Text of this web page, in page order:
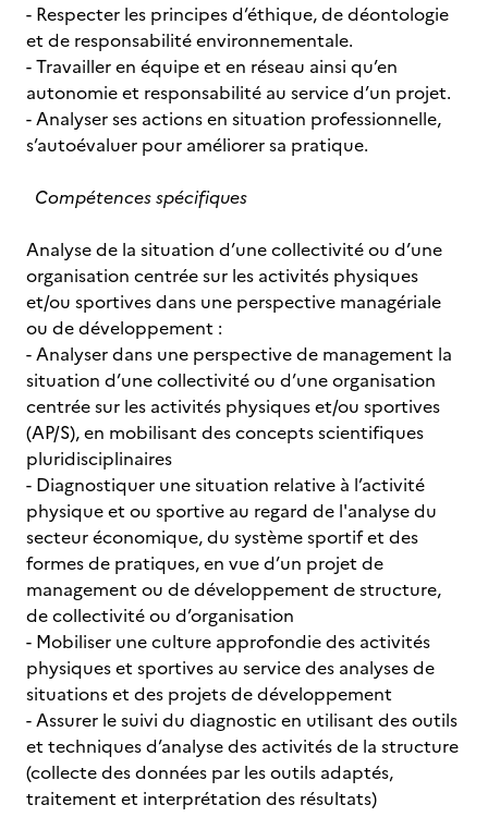
- Respecter les principes d’éthique, de déontologie
et de responsabilité environnementale.
- Travailler en équipe et en réseau ainsi qu’en
autonomie et responsabilité au service d’un projet.
- Analyser ses actions en situation professionnelle,
s’autoévaluer pour améliorer sa pratique.
Compétences spécifiques
Analyse de la situation d’une collectivité ou d’une
organisation centrée sur les activités physiques
et/ou sportives dans une perspective managériale
ou de développement :
- Analyser dans une perspective de management la
situation d’une collectivité ou d’une organisation
centrée sur les activités physiques et/ou sportives
(AP/S), en mobilisant des concepts scientifiques
pluridisciplinaires
- Diagnostiquer une situation relative à l’activité
physique et ou sportive au regard de l'analyse du
secteur économique, du système sportif et des
formes de pratiques, en vue d’un projet de
management ou de développement de structure,
de collectivité ou d’organisation
- Mobiliser une culture approfondie des activités
physiques et sportives au service des analyses de
situations et des projets de développement
- Assurer le suivi du diagnostic en utilisant des outils
et techniques d’analyse des activités de la structure
(collecte des données par les outils adaptés,
traitement et interprétation des résultats)